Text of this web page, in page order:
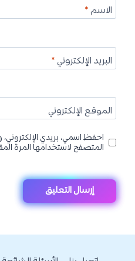
الاسم*
البريد الإلكتروني*
الموقع الإلكتروني
احفظ اسمي، بريدي
المتصفح لاستخدامها المرة